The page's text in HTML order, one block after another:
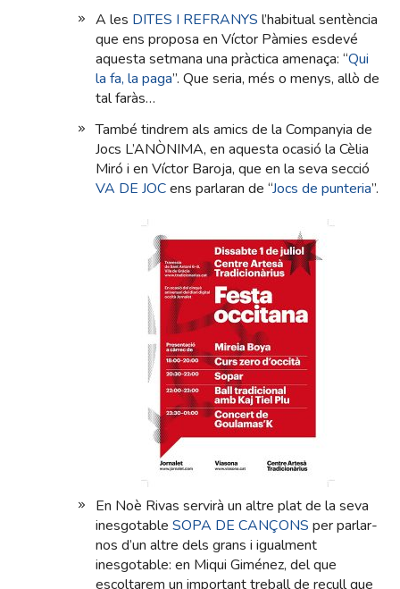
A les DITES I REFRANYS l’habitual sentència
que ens proposa en Víctor Pàmies esdevé
aquesta setmana una pràctica amenaça: “Qui
la fa, la paga”. Que seria, més o menys, allò de
tal faràs…
També tindrem als amics de la Companyia de
Jocs L’ANÒNIMA, en aquesta ocasió la Cèlia
Miró i en Víctor Baroja, que en la seva secció
VA DE JOCens parlaran de “Jocs de punteria”.
En Noè Rivas servirà un altre plat de la seva
inesgotableSOPA DE CANÇONS per parlar-
nos d’un altre dels grans i igualment
inesgotable: en Miqui Giménez, del que
escoltarem un important treball de recull que